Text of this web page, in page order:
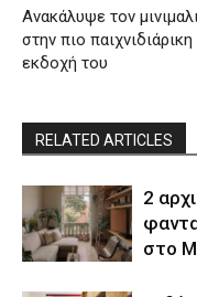
Ανακάλυψε τον
στην πιο παιχνιδιάρικη
εκδοχή του
RELATED ARTICLES
2
στο